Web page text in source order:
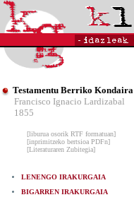
Testamentu Berriko Kondaira
Francisco Ignacio Lardizabal
1855
[liburua osorik RTF formatuan]
[inprimitzeko bertsioa PDFn]
[Literaturaren Zubitegia]
LENENGO IRAKURGAIA
BIGARREN IRAKURGAIA